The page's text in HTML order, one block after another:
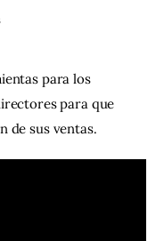
para los
para que
de sus ventas.